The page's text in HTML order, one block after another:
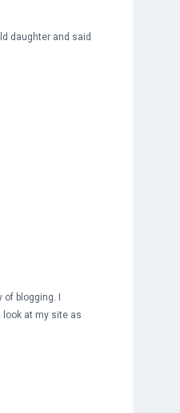
daughter and said
of blogging. I
look at my site as